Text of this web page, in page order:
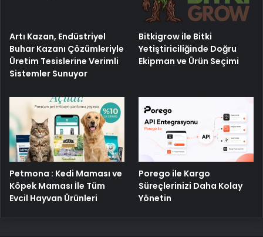
Artı Kazan, Endüstriyel
Buhar Kazanı Çözümleriyle
Üretim Tesislerine Verimli
Sistemler Sunuyor
Bitkigrow ile Bitki
Yetiştiriciliğinde Doğru
Ekipman ve Ürün Seçimi
Petmona : Kedi Maması ve
Köpek Maması İle Tüm
Evcil Hayvan Ürünleri
Porego ile Kargo
Süreçlerinizi Daha Kolay
Yönetin